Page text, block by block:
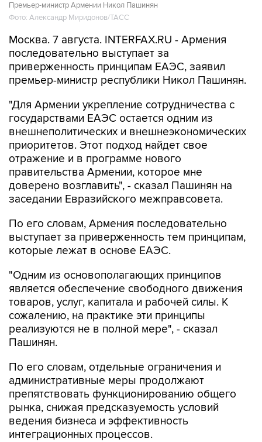
Премьер-министр Армении Никол Пашинян
Фото: Александр Миридонов/ТАСС
Москва. 7 августа. INTERFAX.RU - Армения
последовательно выступает за
приверженность принципам ЕАЭС, заявил
премьер-министр республики Никол Пашинян.
"Для Армении укрепление сотрудничества с
государствами ЕАЭС остается одним из
внешнеполитических и внешнеэкономических
приоритетов. Этот подход найдет свое
отражение и в программе нового
правительства Армении, которое мне
доверено возглавить", - сказал Пашинян на
заседании Евразийского межправсовета.
По его словам, Армения последовательно
выступает за приверженность тем принципам,
которые лежат в основе ЕАЭС.
"Одним из основополагающих принципов
является обеспечение свободного движения
товаров, услуг, капитала и рабочей силы. К
сожалению, на практике эти принципы
реализуются не в полной мере", - сказал
Пашинян.
По его словам, отдельные ограничения и
административные меры продолжают
препятствовать функционированию общего
рынка, снижая предсказуемость условий
ведения бизнеса и эффективность
интеграционных процессов.